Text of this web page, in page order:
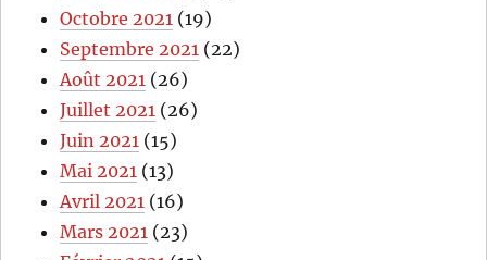
Octobre 2021 (19)
Septembre 2021 (22)
Août 2021 (26)
Juillet 2021 (26)
Juin 2021 (15)
Mai 2021 (13)
Avril 2021 (16)
Mars 2021 (23)